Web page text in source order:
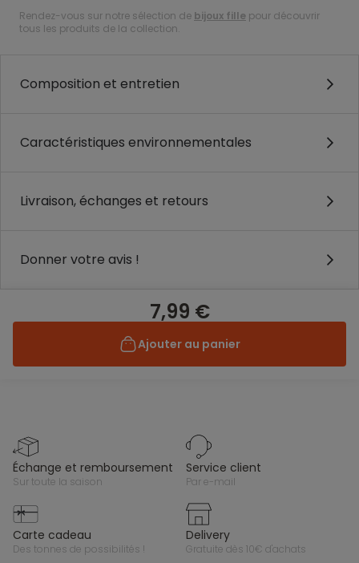
Rendez-vous sur notre sélection de bijoux fille pour découvrir
tous les produits de la collection.
Composition et entretien
Caractéristiques environnementales
Livraison, échanges et retours
Donner votre avis !
7,99 €
Ajouter au panier
échange et remboursement
sur toute la saison
service client
par e-mail
carte cadeau
des tonnes de possibilités !
delivery
gratuite dès 10€ d'achats